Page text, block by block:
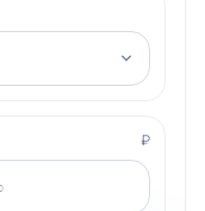
₽